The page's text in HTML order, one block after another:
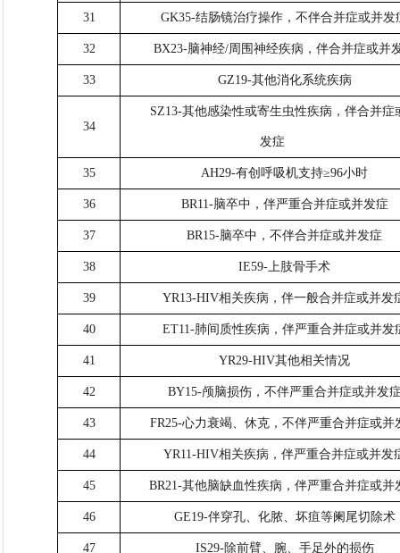
31 GK35-结肠镜治疗操作，不伴合并症或并发
32 BX23-脑神经/周围神经疾病，伴合并症或并
33 GZ19-其他消化系统疾病
34
SZ13-其他感染性或寄生虫性疾病，伴合并症
发症
35 AH29-有创呼吸机支持≥96小时
36 BR11-脑卒中，伴严重合并症或并发症
37 BR15-脑卒中，不伴合并症或并发症
38 IE59-上肢骨手术
39 YR13-HIV相关疾病，伴一般合并症或并发
40 ET11-肺间质性疾病，伴严重合并症或并发
41 YR29-HIV其他相关情况
42 BY15-颅脑损伤，不伴严重合并症或并发
43 FR25-心力衰竭、休克，不伴严重合并症或并
44 YR11-HIV相关疾病，伴严重合并症或并发
45 BR21-其他脑缺血性疾病，伴严重合并症或并
46 GE19-伴穿孔、化脓、坏疽等阑尾切除术
47 IS29-除前臂、腕、手足外的损伤